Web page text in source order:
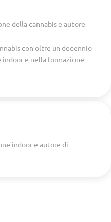
della cannabis e autore
con oltre un decennio
e nella formazione
indoor e autore di